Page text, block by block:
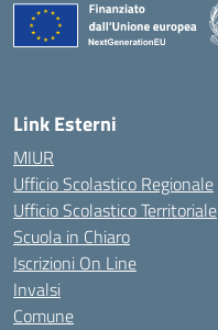
Link Esterni
MIUR
Ufficio Scolastico Regionale
Ufficio Scolastico Territoriale
Scuola in Chiaro
Iscrizioni On Line
Invalsi
Comune